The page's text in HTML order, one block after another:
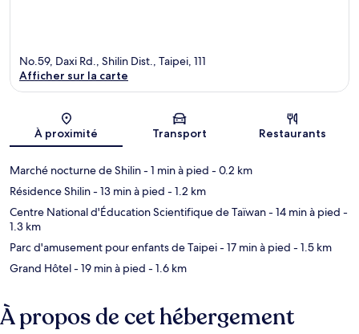
Carte
No.59, Daxi Rd., Shilin Dist., Taipei, 111
Afficher sur la carte
À proximité Transport Restaurants
Marché nocturne de Shilin- 1 min à pied - 0.2 km
Résidence Shilin- 13 min à pied - 1.2 km
Centre National d'Éducation Scientifique de Taïwan- 14 min à pied -
1.3 km
Parc d'amusement pour enfants de Taipei- 17 min à pied - 1.5 km
Grand Hôtel- 19 min à pied - 1.6 km
À propos de cet hébergement